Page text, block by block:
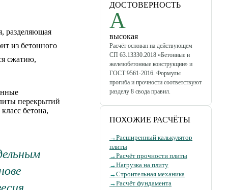
разделяющая
из бетонного
сжатию,
перекрытий
бетона,
ДОСТОВЕРНОСТЬ
A
высокая
Расчёт основан на действующем
СП 63.13330.2018 «Бетонные и
железобетонные конструкции» и
ГОСТ 9561-2016. Формулы
прогиба и прочности соответствуют
разделу 8 свода правил.
ПОХОЖИЕ РАСЧЁТЫ
→Расширенный калькулятор
плиты
→Расчёт прочности плиты
→Нагрузка на плиту
→Строительная механика
→Расчёт фундамента